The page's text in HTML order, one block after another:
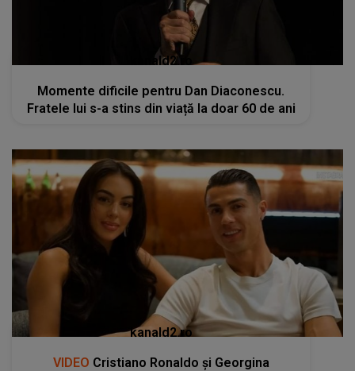
kanald2.ro
Momente dificile pentru Dan Diaconescu.
Fratele lui s-a stins din viață la doar 60 de ani
kanald2.ro
VIDEO Cristiano Ronaldo și Georgina